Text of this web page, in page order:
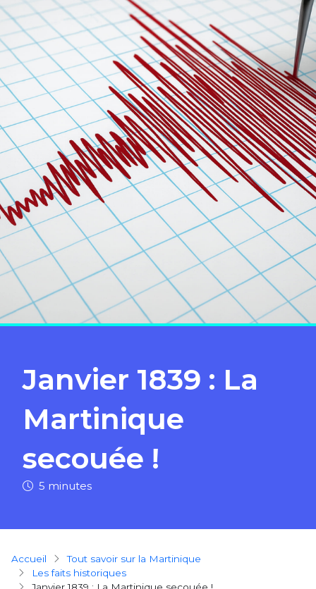
Janvier 1839 : La
Martinique
secouée !
5 minutes
Breadcrumb
Accueil
Tout savoir sur la Martinique
Les faits historiques
Janvier 1839 : La Martinique secouée !